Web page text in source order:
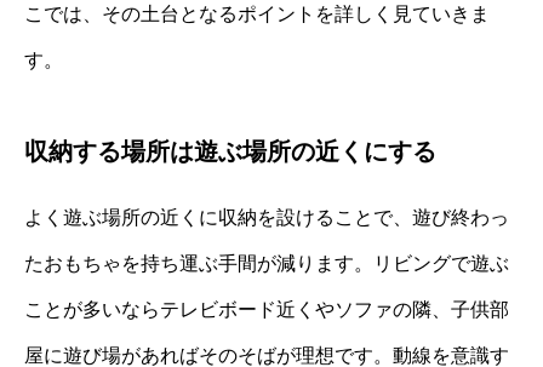
こでは、その土台となるポイントを詳しく見ていきま
す。
収納する場所は遊ぶ場所の近くにする
よく遊ぶ場所の近くに収納を設けることで、遊び終わっ
たおもちゃを持ち運ぶ手間が減ります。リビングで遊ぶ
ことが多いならテレビボード近くやソファの隣、子供部
屋に遊び場があればそのそばが理想です。動線を意識す